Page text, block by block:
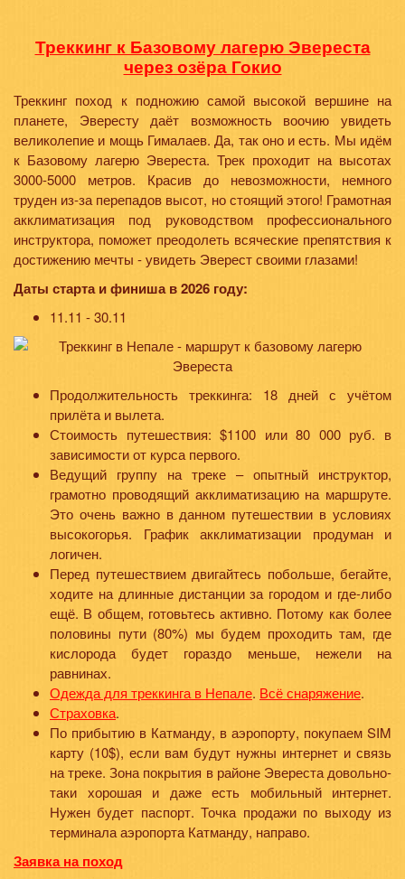
Треккинг к Базовому лагерю Эвереста
через озёра Гокио
Треккинг поход к подножию самой высокой вершине на
планете, Эвересту даёт возможность воочию увидеть
великолепие и мощь Гималаев. Да, так оно и есть. Мы идём
к Базовому лагерю Эвереста. Трек проходит на высотах
3000-5000 метров. Красив до невозможности, немного
труден из-за перепадов высот, но стоящий этого! Грамотная
акклиматизация под руководством профессионального
инструктора, поможет преодолеть всяческие препятствия к
достижению мечты - увидеть Эверест своими глазами!
Даты старта и финиша в 2026 году:
11.11 - 30.11
Продолжительность треккинга: 18 дней с учётом
прилёта и вылета.
Стоимость путешествия: $1100 или 80 000 руб. в
зависимости от курса первого.
Ведущий группу на треке – опытный инструктор,
грамотно проводящий акклиматизацию на маршруте.
Это очень важно в данном путешествии в условиях
высокогорья. График акклиматизации продуман и
логичен.
Перед путешествием двигайтесь побольше, бегайте,
ходите на длинные дистанции за городом и где-либо
ещё. В общем, готовьтесь активно. Потому как более
половины пути (80%) мы будем проходить там, где
кислорода будет гораздо меньше, нежели на
равнинах.
Одежда для треккинга в Непале. Всё снаряжение.
Страховка.
По прибытию в Катманду, в аэропорту, покупаем SIM
карту (10$), если вам будут нужны интернет и связь
на треке. Зона покрытия в районе Эвереста довольно-
таки хорошая и даже есть мобильный интернет.
Нужен будет паспорт. Точка продажи по выходу из
терминала аэропорта Катманду, направо.
Заявка на поход